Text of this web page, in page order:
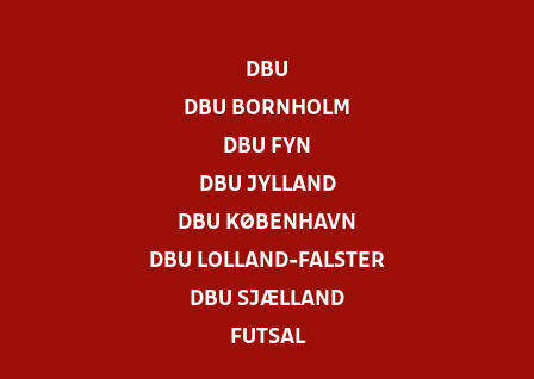
DBU
DBU BORNHOLM
DBU FYN
DBU JYLLAND
DBU KØBENHAVN
DBU LOLLAND-FALSTER
DBU SJÆLLAND
FUTSAL